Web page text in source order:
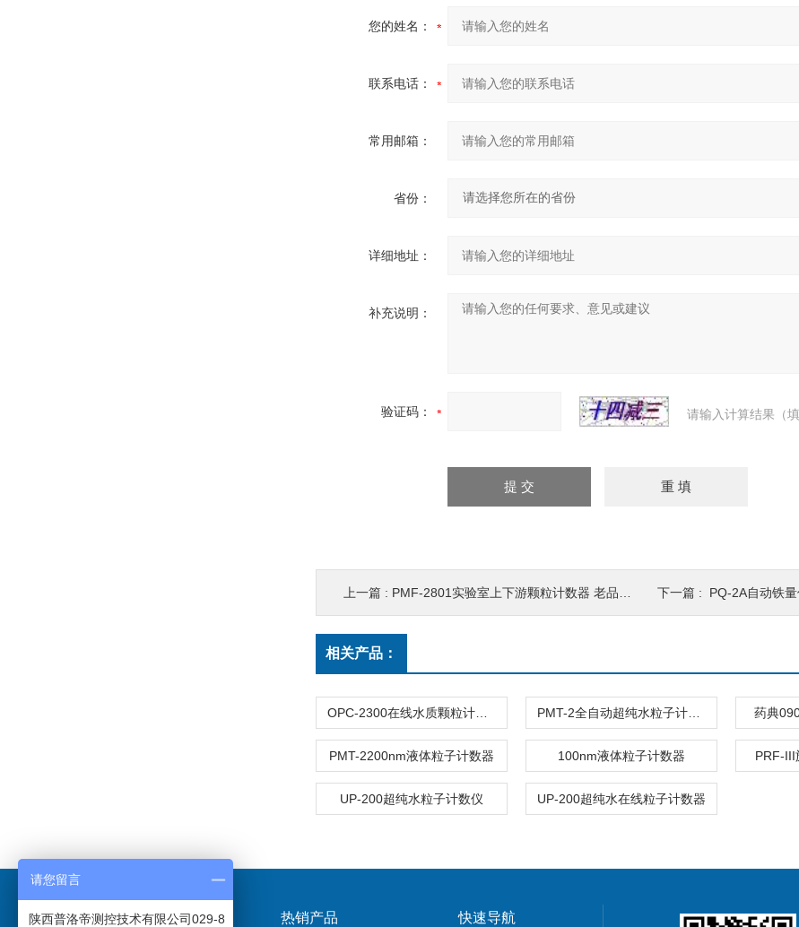
您的姓名：
联系电话：
常用邮箱：
省份：
详细地址：
补充说明：
验证码： 请输入计算结果（
上一篇 : PMF-2801实验室上下游颗粒计数器 老品牌 专业厂家 下一篇 : PQ-2A自动铁
相关产品：
药典
PMT-2200nm液体粒子计数器 100nm液体粒子计数器 PRF-III
UP-200超纯水粒子计数仪 UP-200超纯水在线粒子计数器
关于我们 热销产品 快速导航
请您留言
陕西普洛帝测控技术有限公司029-8